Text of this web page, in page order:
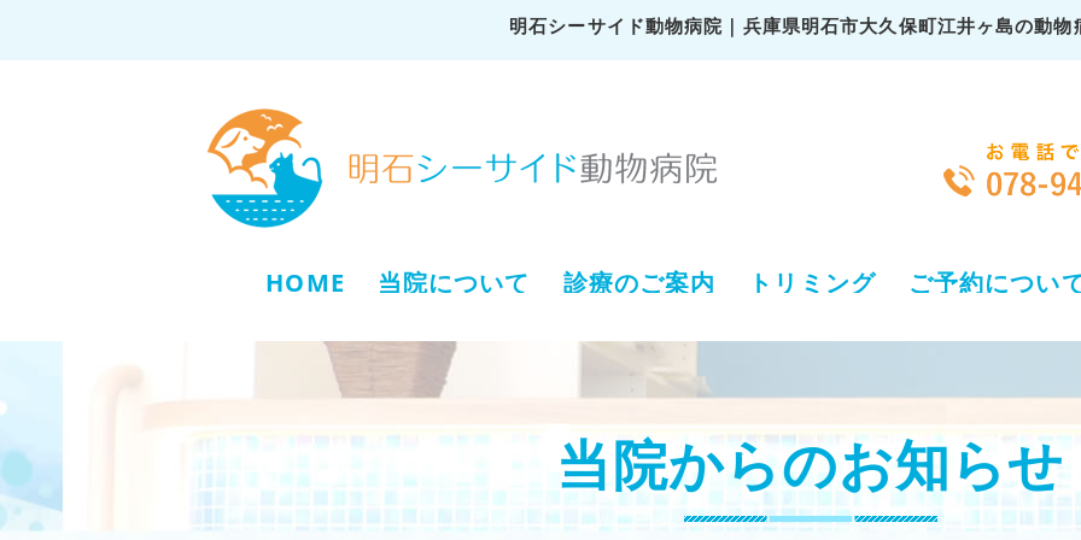
明石シーサイド動物病院｜兵庫県明石市大久保町江井ヶ島の動物
HOME 当院について 診療のご案内 トリミング ご予約につい
当院からのお知らせ